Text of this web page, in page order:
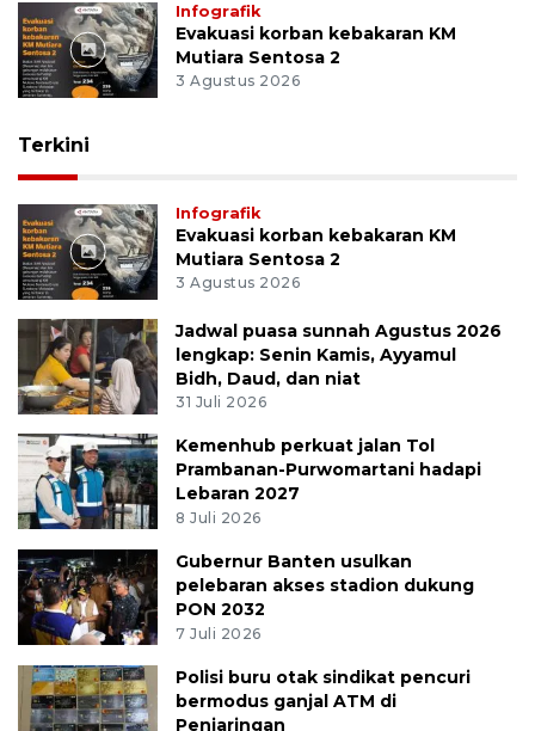
Infografik
Evakuasi korban kebakaran KM
Mutiara Sentosa 2
3 Agustus 2026
Terkini
Infografik
Evakuasi korban kebakaran KM
Mutiara Sentosa 2
3 Agustus 2026
Jadwal puasa sunnah Agustus 2026
lengkap: Senin Kamis, Ayyamul
Bidh, Daud, dan niat
31 Juli 2026
Kemenhub perkuat jalan Tol
Prambanan-Purwomartani hadapi
Lebaran 2027
8 Juli 2026
Gubernur Banten usulkan
pelebaran akses stadion dukung
PON 2032
7 Juli 2026
Polisi buru otak sindikat pencuri
bermodus ganjal ATM di
Penjaringan